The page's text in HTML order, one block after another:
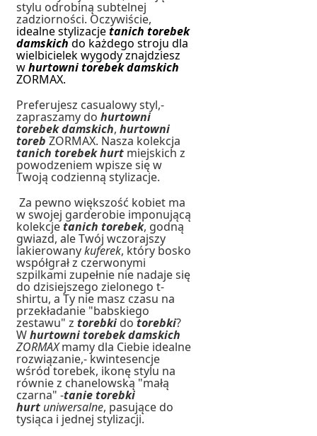
stylu odrobiną subtelnej
zadziorności. Oczywiście,
idealne stylizacjetanich torebek
damskichdo każdego stroju dla
wielbicielek wygody znajdziesz
whurtowni torebek damskich
ZORMAX.
Preferujesz casualowy styl,-
zapraszamy dohurtowni
torebek damskich,hurtowni
toreb ZORMAX. Nasza kolekcja
tanich torebek hurt miejskich z
powodzeniem wpisze się w
Twoją codzienną stylizacje.
Za pewno większość kobiet ma
w swojej garderobie imponującą
kolekcjetanich torebek, godną
gwiazd, ale Twój wczorajszy
lakierowanykuferek, który bosko
współgrał z czerwonymi
szpilkami zupełnie nie nadaje się
do dzisiejszego zielonego t-
shirtu, a Ty nie masz czasu na
przekładanie "babskiego
zestawu" ztorebki dotorebki?
Whurtowni torebek damskich
ZORMAXmamy dla Ciebie idealne
rozwiązanie,- kwintesencje
wśród torebek, ikonę stylu na
równie z chanelowską "małą
czarna" -tanietorebki
hurt uniwersalne, pasujące do
tysiąca i jednej stylizacji.